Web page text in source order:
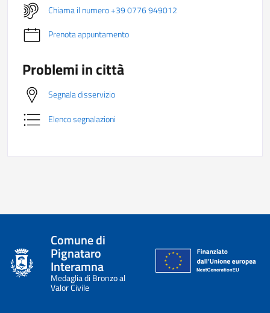
Chiama il numero +39 0776 949012
Prenota appuntamento
Problemi in città
Segnala disservizio
Elenco segnalazioni
Comune di
Pignataro
Interamna
Medaglia di Bronzo al
Valor Civile